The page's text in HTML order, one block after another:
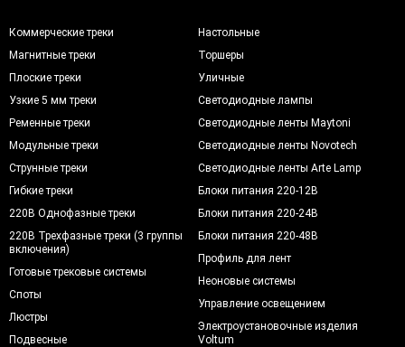
Коммерческие треки
Магнитные треки
Плоские треки
Узкие 5 мм треки
Ременные треки
Модульные треки
Струнные треки
Гибкие треки
220В Однофазные треки
220В Трехфазные треки (3 группы
включения)
Готовые трековые системы
Споты
Люстры
Подвесные
Настольные
Торшеры
Уличные
Светодиодные лампы
Светодиодные ленты Maytoni
Светодиодные ленты Novotech
Светодиодные ленты Arte Lamp
Блоки питания 220-12В
Блоки питания 220-24В
Блоки питания 220-48В
Профиль для лент
Неоновые системы
Управление освещением
Электроустановочные изделия
Voltum